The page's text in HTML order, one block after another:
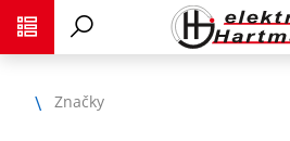
Značky